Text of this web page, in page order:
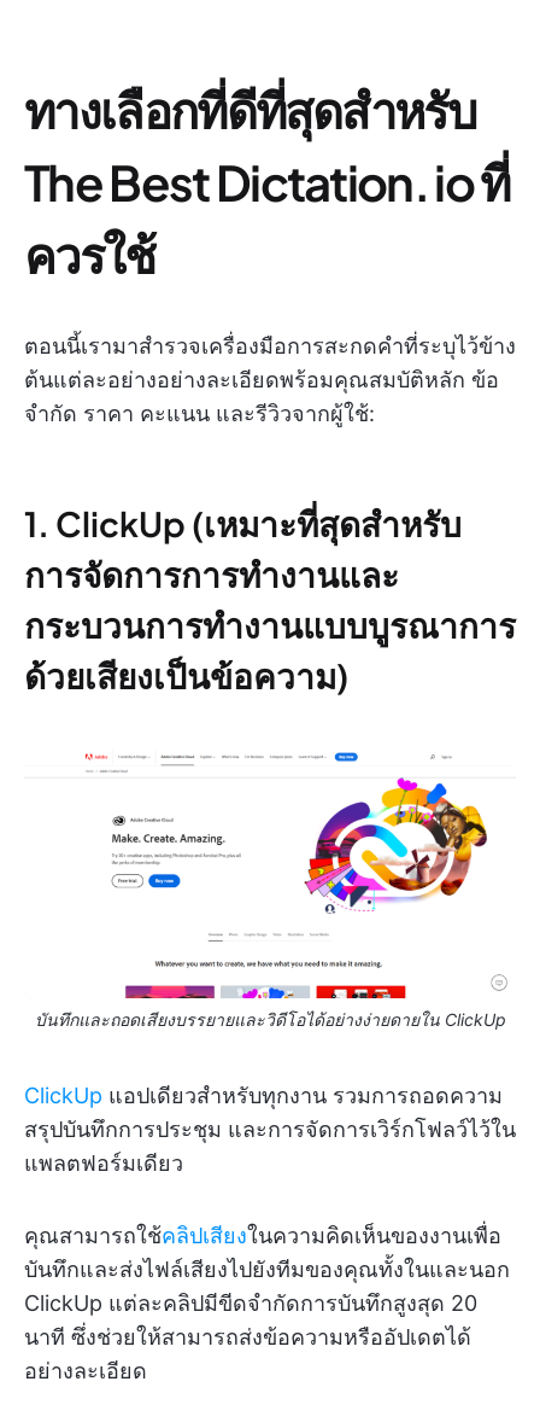
ทางเลือกที่ดีที่สุดสำหรับ
The Best Dictation. io ที่
ควรใช้
ตอนนี้เรามาสำรวจเครื่องมือการสะกดคำที่ระบุไว้ข้าง
ต้นแต่ละอย่างอย่างละเอียดพร้อมคุณสมบัติหลัก ข้อ
จำกัด ราคา คะแนน และรีวิวจากผู้ใช้:
1. ClickUp (เหมาะที่สุดสำหรับ
การจัดการการทำงานและ
กระบวนการทำงานแบบบูรณาการ
ด้วยเสียงเป็นข้อความ)
บันทึกและถอดเสียงบรรยายและวิดีโอได้อย่างง่ายดายใน ClickUp
ClickUp แอปเดียวสำหรับทุกงาน รวมการถอดความ
สรุปบันทึกการประชุม และการจัดการเวิร์กโฟลว์ไว้ใน
แพลตฟอร์มเดียว
คุณสามารถใช้คลิปเสียงในความคิดเห็นของงานเพื่อ
บันทึกและส่งไฟล์เสียงไปยังทีมของคุณทั้งในและนอก
ClickUp แต่ละคลิปมีขีดจำกัดการบันทึกสูงสุด 20
นาที ซึ่งช่วยให้สามารถส่งข้อความหรืออัปเดตได้
อย่างละเอียด